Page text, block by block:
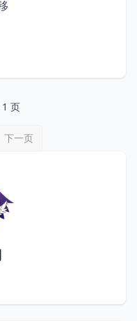
页
下一页